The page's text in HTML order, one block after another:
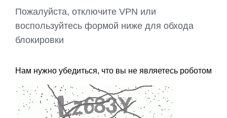
Пожалуйста, отключите VPN или
воспользуйтесь формой ниже для обхода
блокировки
Нам нужно убедиться, что вы не являетесь роботом